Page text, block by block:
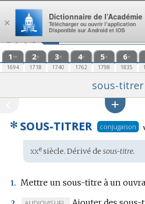
Aller au contenu
1 re
1694
2e
1718
3e
1740
4e
1762
5e
1798
6e
1835
sous-titrer
✻ SOUS-TITRER conjugaison
Étymologie
:
xxesiècle. Dérivé de sous-titre.
1. Mettre un sous-titre à un
×
Dictionnaire de l’Académie
Télécharger ou ouvrir l’application
Disponible sur Android et iOS